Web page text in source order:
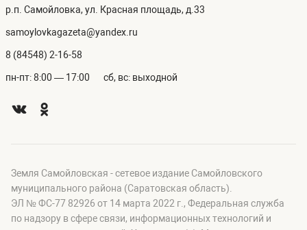
р.п. Самойловка, ул. Красная площадь, д.33
samoylovkagazeta@yandex.ru
8 (84548) 2-16-58
пн-пт: 8:00 — 17:00 сб, вс: выходной
Земля Самойловская - сетевое издание Самойловского
муниципального района (Саратовская область).
ЭЛ № ФС-77 82926 от 14 марта 2022 г., Федеральная служба
по надзору в сфере связи, информационных технологий и